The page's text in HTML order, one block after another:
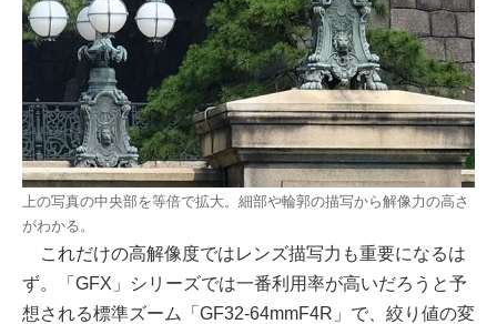
上の写真の中央部を等倍で拡大。細部や輪郭の描写から解像力の高さ
がわかる。
これだけの高解像度ではレンズ描写力も重要になるは
ず。「GFX」シリーズでは一番利用率が高いだろうと予
想される標準ズーム「GF32-64mmF4R」で、絞り値の変